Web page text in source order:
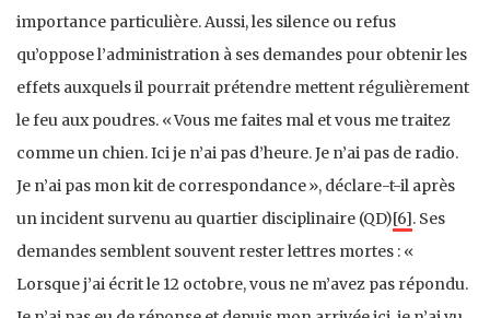
importance particulière. Aussi, les silence ou refus
qu’oppose l’administration à ses demandes pour obtenir les
effets auxquels il pourrait prétendre mettent régulièrement
le feu aux poudres. « Vous me faites mal et vous me traitez
comme un chien. Ici je n’ai pas d’heure. Je n’ai pas de radio.
Je n’ai pas mon kit de correspondance », déclare-t-il après
un incident survenu au quartier disciplinaire (QD)[6]. Ses
demandes semblent souvent rester lettres mortes : «
Lorsque j’ai écrit le 12 octobre, vous ne m’avez pas répondu.